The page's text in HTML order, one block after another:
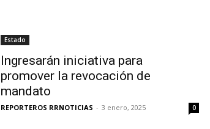
Estado
Ingresarán iniciativa para
promover la revocación de
mandato
REPORTEROS RRNOTICIAS - 3 enero, 2025 0